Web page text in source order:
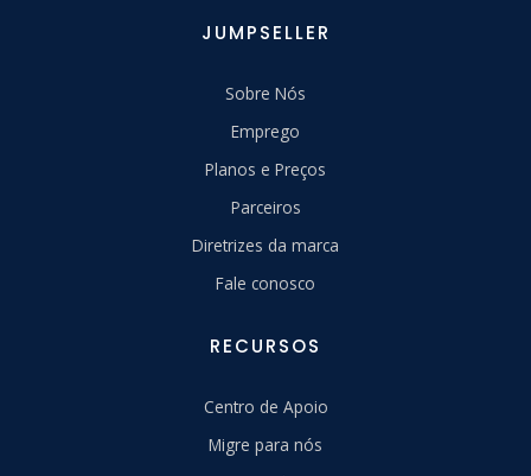
JUMPSELLER
Sobre Nós
Emprego
Planos e Preços
Parceiros
Diretrizes da marca
Fale conosco
RECURSOS
Centro de Apoio
Migre para nós